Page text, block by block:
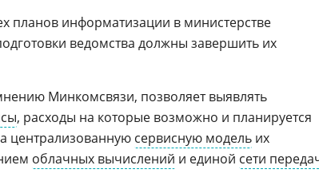
планов информатизации в министерстве
ведомства должны завершить их
Минкомсвязи, позволяет выявлять
, расходы на которые возможно и планируется
централизованную сервисную модель их
облачных вычислений и единой сети